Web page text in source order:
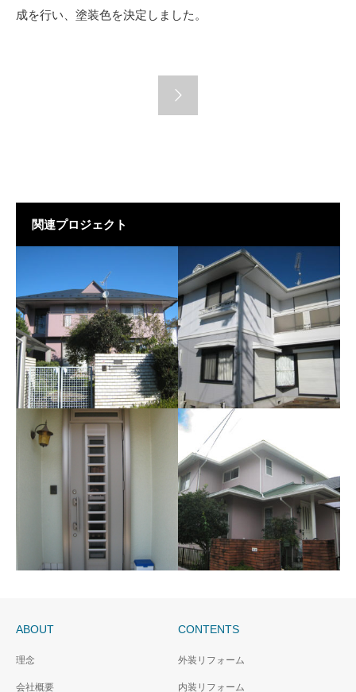
成を行い、塗装色を決定しました。
関連プロジェクト
屋根カバー工事/ニチハ
横暖ルーフαプレミアムS
外壁塗装工事/関西ペイン
ト ダイナミックトッ
プ ハイブリッド塗料
染 超耐久型 遮熱ハイ
ABOUT
理念
会社概要
CONTENTS
外装リフォーム
内装リフォーム